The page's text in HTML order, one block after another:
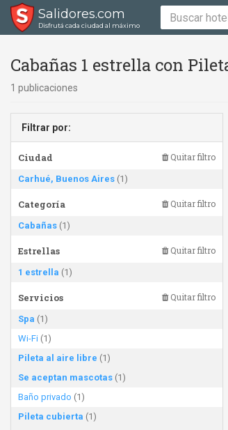
Salidores.com
Disfrutá cada ciudad al máximo
Cabañas 1 estrella con
1 publicaciones
Filtrar por:
Ciudad Quitar filtro
Carhué, Buenos Aires (1)
Categoría Quitar filtro
Cabañas (1)
Estrellas Quitar filtro
1 estrella (1)
Servicios Quitar filtro
Spa (1)
Wi-Fi (1)
Pileta al aire libre (1)
Se aceptan mascotas (1)
Baño privado (1)
Pileta cubierta (1)